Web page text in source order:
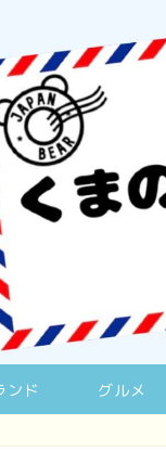
ンド グルメ